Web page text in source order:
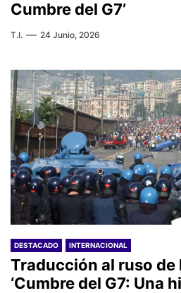
Cumbre del G7’
T.I. 24 Junio, 2026
DESTACADO INTERNACIONAL
Traducción al ruso
‘Cumbre del G7: Una